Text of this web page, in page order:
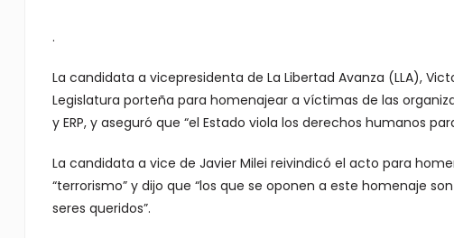
.
La candidata a vicepresidenta de La Libertad Avanza (LLA),
Legislatura porteña para homenajear a víctimas de las
y ERP, y aseguró que “el Estado viola los derechos humanos
La candidata a vice de Javier Milei reivindicó el acto para
“terrorismo” y dijo que “los que se oponen a este homenaje
seres queridos”.